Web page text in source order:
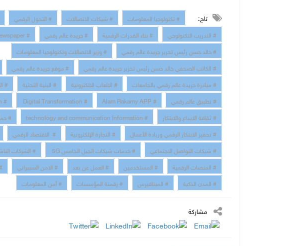
تاج: # تكنولوجيا المعلومات # شبكات الاتصالات # التحول الرقمي
# التدريب التكنولوجي
# بناء القدرات الرقمية # جريدة عالم رقمي
# Alam Rakamy Newspaper
# خالد حسن رئيس تحرير جريدة عالم رقمي
# وزير الاتصالات وتكنولوجيا المعلومات
# الكاتب الصحفي خالد حسن رئيس تحرير جريدة عالم رقمي
# موقع جريدة عالم رقمي
# مبادرة جريدة عالم رقمي بالجامعات
# الالعاب الالكترونية # البنية التحتية #
# تطبيق عالم رقمي
# Alam Rakamy APP
# Digital Transformation
# innovation
# ثقافة الابداع والابتكار
# technology and communication Information
#
# تحفيز الابتكار الرقمي وريادة الأعمال
# التجارة الإلكترونية # الاقتصاد الرقمي
# شبكات التواصل الاجتماعي
# خدمات شبكات الجيل الخامس 5G # الشركات
# المنصات الرقمية
# المستخدمين # العمل عن بعد # الامن السبيراني
# المدن الذكية
# الميتافيرس # رقمنة المؤسسات # أمن المعلومات
مشاركة